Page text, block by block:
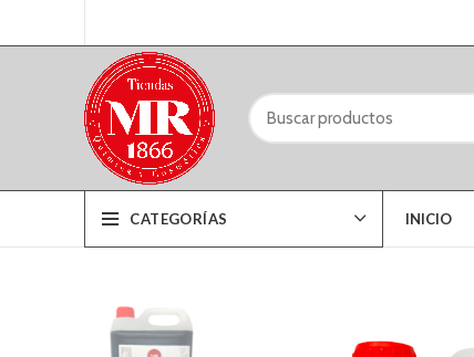
CATEGORÍAS INICIO